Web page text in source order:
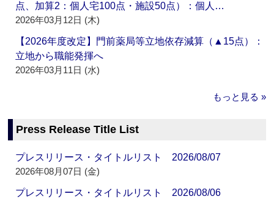
点、加算2：個人宅100点・施設50点）：個人…
2026年03月12日 (木)
【2026年度改定】門前薬局等立地依存減算（▲15点）：
立地から職能発揮へ
2026年03月11日 (水)
もっと見る »
Press Release Title List
プレスリリース・タイトルリスト 2026/08/07
2026年08月07日 (金)
プレスリリース・タイトルリスト 2026/08/06